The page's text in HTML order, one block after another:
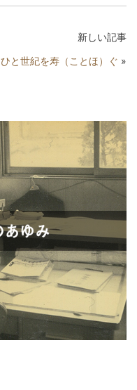
新しい記事
ひと世紀を寿（ことほ）ぐ »